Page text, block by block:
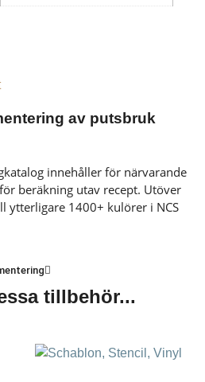
av putsbruk
innehåller för närvarande
beräkning utav recept. Utöver
ytterligare 1400+ kulörer i NCS
tillbehör...